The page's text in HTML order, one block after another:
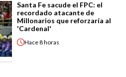
Santa Fe sacude el FPC: el
recordado atacante de
Millonarios que reforzaría al
'Cardenal'
Hace8 horas